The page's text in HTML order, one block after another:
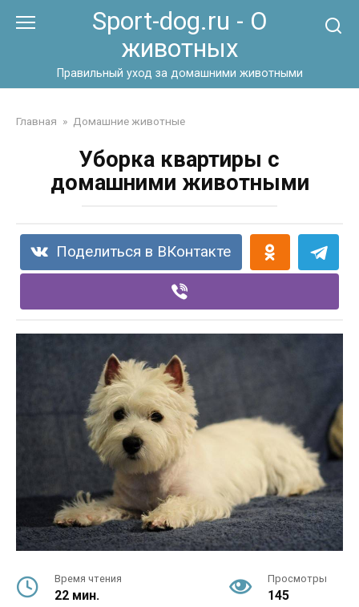
Sport-dog.ru - О
животных
Правильный уход за домашними животными
Главная » Домашние животные
Уборка квартиры с
домашними животными
Поделиться в ВКонтакте
Время чтения
22 мин.
Просмотры
145